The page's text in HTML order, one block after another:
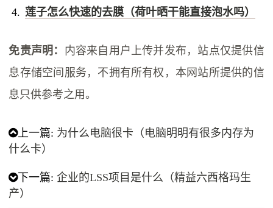
莲子怎么快速的去膜（荷叶晒干能直接泡水吗）
免责声明： 内容来自用户上传并发布，站点仅提供信
息存储空间服务，不拥有所有权，本网站所提供的信
息只供参考之用。
上一篇: 为什么电脑很卡（电脑明明有很多内存为
什么卡）
下一篇: 企业的LSS项目是什么（精益六西格玛生
产）